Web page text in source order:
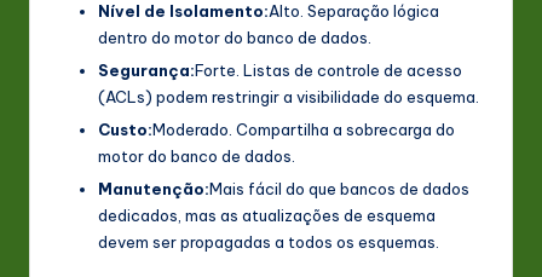
Nível de Isolamento:Alto. Separação lógica
dentro do motor do banco de dados.
Segurança:Forte. Listas de controle de acesso
(ACLs) podem restringir a visibilidade do esquema.
Custo:Moderado. Compartilha a sobrecarga do
motor do banco de dados.
Manutenção:Mais fácil do que bancos de dados
dedicados, mas as atualizações de esquema
devem ser propagadas a todos os esquemas.